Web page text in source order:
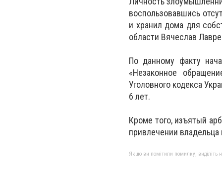
воспользовавшись
и хранил дома для
области Вячеслав
По данному факту
«Незаконное
Уголовного кодекса
6 лет.
Кроме того, изъятый
привлечении владельца
Якщо ви помітили помилку, виділіть